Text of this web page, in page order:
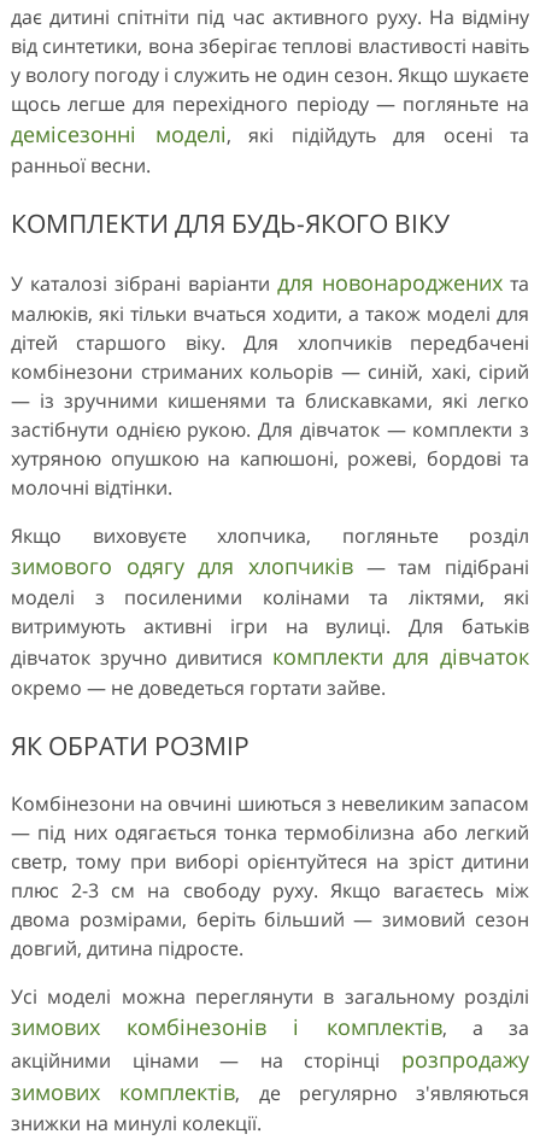
дає дитині спітніти під час активного руху. На відміну
від синтетики, вона зберігає теплові властивості навіть
у вологу погоду і служить не один сезон. Якщо шукаєте
щось легше для перехідного періоду — погляньте на
демісезонні моделі, які підійдуть для осені та
ранньої весни.
КОМПЛЕКТИ ДЛЯ БУДЬ-ЯКОГО ВІКУ
У каталозі зібрані варіанти для новонароджених та
малюків, які тільки вчаться ходити, а також моделі для
дітей старшого віку. Для хлопчиків передбачені
комбінезони стриманих кольорів — синій, хакі, сірий
— із зручними кишенями та блискавками, які легко
застібнути однією рукою. Для дівчаток — комплекти з
хутряною опушкою на капюшоні, рожеві, бордові та
молочні відтінки.
Якщо виховуєте хлопчика, погляньте розділ
зимового одягу для хлопчиків — там підібрані
моделі з посиленими колінами та ліктями, які
витримують активні ігри на вулиці. Для батьків
дівчаток зручно дивитися комплекти для дівчаток
окремо — не доведеться гортати зайве.
ЯК ОБРАТИ РОЗМІР
Комбінезони на овчині шиються з невеликим запасом
— під них одягається тонка термобілизна або легкий
светр, тому при виборі орієнтуйтеся на зріст дитини
плюс 2-3 см на свободу руху. Якщо вагаєтесь між
двома розмірами, беріть більший — зимовий сезон
довгий, дитина підросте.
Усі моделі можна переглянути в загальному розділі
зимових комбінезонів і комплектів, а за
акційними цінами — на сторінці розпродажу
зимових комплектів, де регулярно з'являються
знижки на минулі колекції.